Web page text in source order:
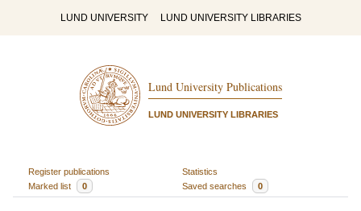
LUND UNIVERSITY LUND UNIVERSITY LIBRARIES
Lund University Publications
LUND UNIVERSITY LIBRARIES
Register publications
Statistics
Marked list
0 Saved searches 0